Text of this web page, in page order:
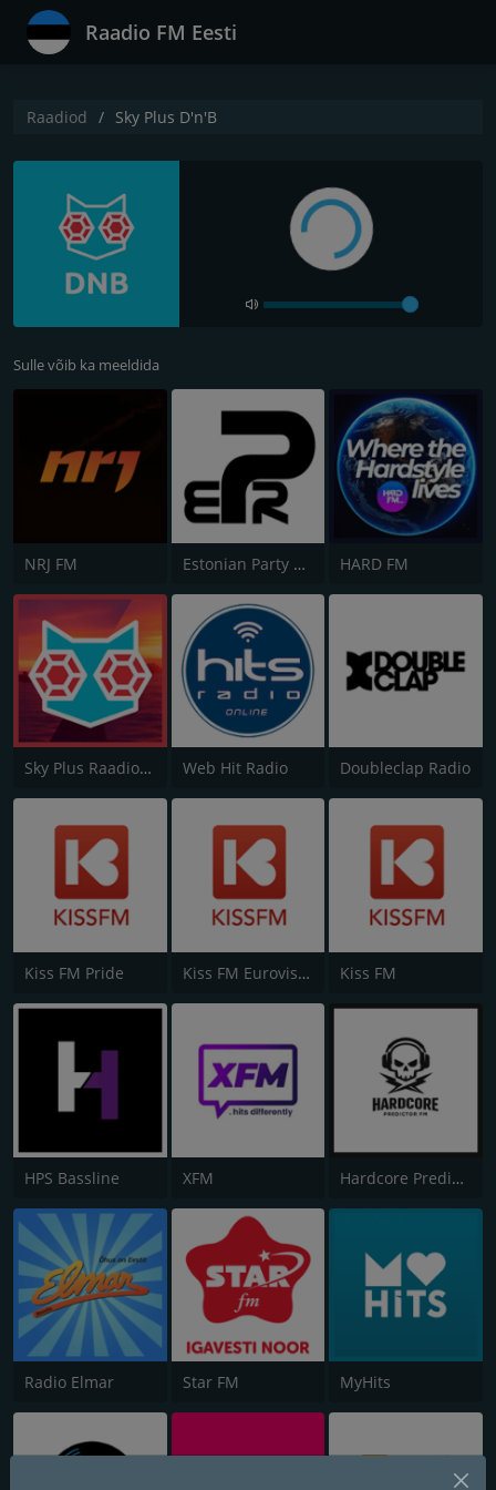
Raadio FM Eesti
Raadiod Sky Plus D'n'B
Sulle võib ka meeldida
NRJ FM Estonian Party Radio HARD FM
Sky Plus Raadio - Dance Web Hit Radio Doubleclap Radio
Kiss FM Pride Kiss FM Eurovision Kiss FM
HPS Bassline XFM Hardcore Predictor FM
Radio Elmar Star FM MyHits